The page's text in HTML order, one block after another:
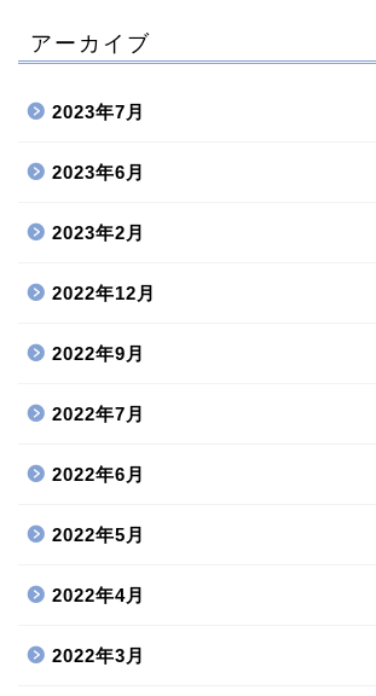
アーカイブ
2023年7月
2023年6月
2023年2月
2022年12月
2022年9月
2022年7月
2022年6月
2022年5月
2022年4月
2022年3月